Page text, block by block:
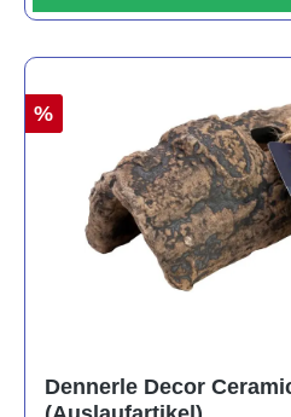
%
Dennerle Decor